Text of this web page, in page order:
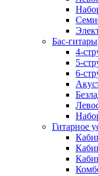
Бас-гитары
4-
5-
6-
Гитарное